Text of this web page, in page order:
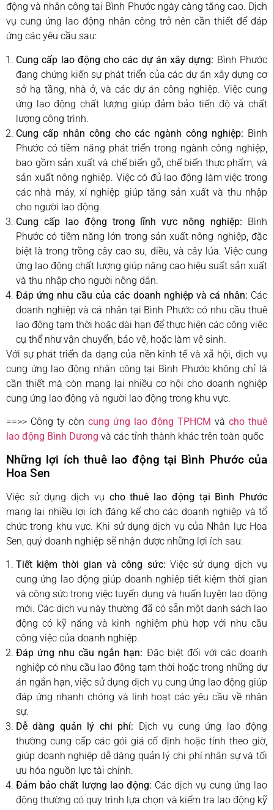
động và nhân công tại Bình Phước ngày càng tăng cao. Dịch
vụ cung ứng lao động nhân công trở nên cần thiết để đáp
ứng các yêu cầu sau:
Cung cấp lao động cho các dự án xây dựng: Bình Phước
đang chứng kiến sự phát triển của các dự án xây dựng cơ
sở hạ tầng, nhà ở, và các dự án công nghiệp. Việc cung
ứng lao động chất lượng giúp đảm bảo tiến độ và chất
lượng công trình.
Cung cấp nhân công cho các ngành công nghiệp: Bình
Phước có tiềm năng phát triển trong ngành công nghiệp,
bao gồm sản xuất và chế biến gỗ, chế biến thực phẩm, và
sản xuất nông nghiệp. Việc có đủ lao động làm việc trong
các nhà máy, xí nghiệp giúp tăng sản xuất và thu nhập
cho người lao động.
Cung cấp lao động trong lĩnh vực nông nghiệp: Bình
Phước có tiềm năng lớn trong sản xuất nông nghiệp, đặc
biệt là trong trồng cây cao su, điều, và cây lúa. Việc cung
ứng lao động chất lượng giúp nâng cao hiệu suất sản xuất
và thu nhập cho người nông dân.
Đáp ứng nhu cầu của các doanh nghiệp và cá nhân: Các
doanh nghiệp và cá nhân tại Bình Phước có nhu cầu thuê
lao động tạm thời hoặc dài hạn để thực hiện các công việc
cụ thể như vận chuyển, bảo vệ, hoặc làm vệ sinh.
Với sự phát triển đa dạng của nền kinh tế và xã hội, dịch vụ
cung ứng lao động nhân công tại Bình Phước không chỉ là
cần thiết mà còn mang lại nhiều cơ hội cho doanh nghiệp
cung ứng lao động và người lao động trong khu vực.
==>> Công ty còn cung ứng lao động TPHCM và cho thuê
lao động Bình Dương và các tỉnh thành khác trên toàn quốc
Những lợi ích thuê lao động tại Bình Phước của
Hoa Sen
Việc sử dụng dịch vụ cho thuê lao động tại Bình Phước
mang lại nhiều lợi ích đáng kể cho các doanh nghiệp và tổ
chức trong khu vực. Khi sử dụng dịch vụ của Nhân lực Hoa
Sen, quý doanh nghiệp sẽ nhận được những lợi ích sau:
Tiết kiệm thời gian và công sức: Việc sử dụng dịch vụ
cung ứng lao động giúp doanh nghiệp tiết kiệm thời gian
và công sức trong việc tuyển dụng và huấn luyện lao động
mới. Các dịch vụ này thường đã có sẵn một danh sách lao
động có kỹ năng và kinh nghiệm phù hợp với nhu cầu
công việc của doanh nghiệp.
Đáp ứng nhu cầu ngắn hạn: Đặc biệt đối với các doanh
nghiệp có nhu cầu lao động tạm thời hoặc trong những dự
án ngắn hạn, việc sử dụng dịch vụ cung ứng lao động giúp
đáp ứng nhanh chóng và linh hoạt các yêu cầu về nhân
sự.
Dễ dàng quản lý chi phí: Dịch vụ cung ứng lao động
thường cung cấp các gói giá cố định hoặc tính theo giờ,
giúp doanh nghiệp dễ dàng quản lý chi phí nhân sự và tối
ưu hóa nguồn lực tài chính.
Đảm bảo chất lượng lao động: Các dịch vụ cung ứng lao
động thường có quy trình lựa chọn và kiểm tra lao động kỹ